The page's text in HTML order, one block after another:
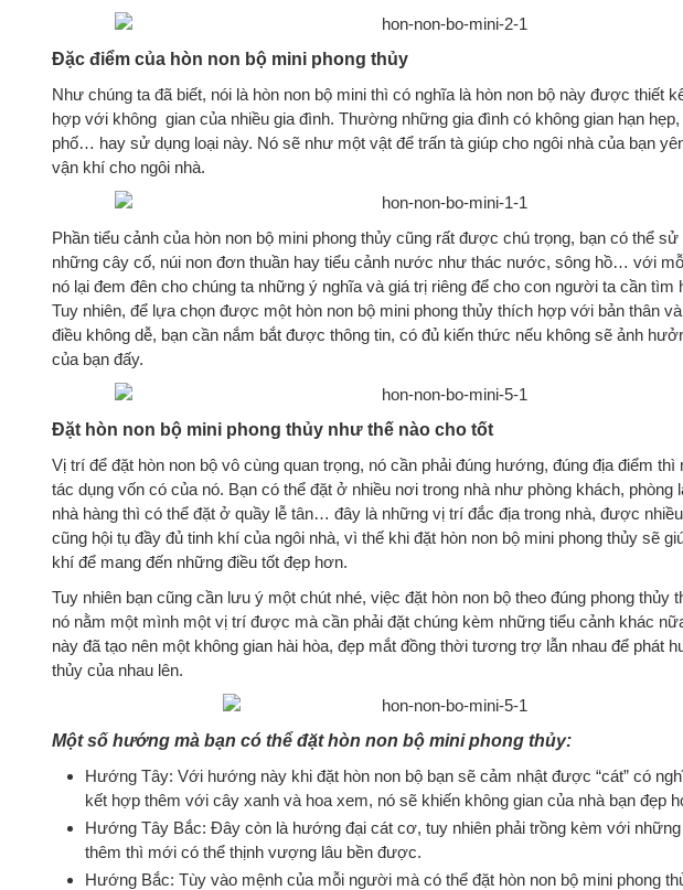
Đặc điểm của hòn non bộ mini phong thủy
Như chúng ta đã biết, nói là hòn non bộ mini thì có nghĩa là hòn non bộ này được thiết
hợp với không gian của nhiều gia đình. Thường những gia đình có không gian hạn
phố… hay sử dụng loại này. Nó sẽ như một vật để trấn tà giúp cho ngôi nhà của bạn
vận khí cho ngôi nhà.
Phần tiểu cảnh của hòn non bộ mini phong thủy cũng rất được chú trọng, bạn có thể
những cây cố, núi non đơn thuần hay tiểu cảnh nước như thác nước, sông hồ… với
nó lại đem đên cho chúng ta những ý nghĩa và giá trị riêng để cho con người ta cần tìm
Tuy nhiên, để lựa chọn được một hòn non bộ mini phong thủy thích hợp với bản thân
điều không dễ, bạn cần nắm bắt được thông tin, có đủ kiến thức nếu không sẽ ảnh
của bạn đấy.
Đặt hòn non bộ mini phong thủy như thế nào cho tốt
Vị trí để đặt hòn non bộ vô cùng quan trọng, nó cần phải đúng hướng, đúng địa điểm
tác dụng vốn có của nó. Bạn có thể đặt ở nhiều nơi trong nhà như phòng khách,
nhà hàng thì có thể đặt ở quầy lễ tân… đây là những vị trí đắc địa trong nhà, được
cũng hội tụ đầy đủ tinh khí của ngôi nhà, vì thế khi đặt hòn non bộ mini phong thủy sẽ
khí để mang đến những điều tốt đẹp hơn.
Tuy nhiên bạn cũng cần lưu ý một chút nhé, việc đặt hòn non bộ theo đúng phong thủy
nó nằm một mình một vị trí được mà cần phải đặt chúng kèm những tiểu cảnh khác
này đã tạo nên một không gian hài hòa, đẹp mắt đồng thời tương trợ lẫn nhau để phát
thủy của nhau lên.
Một số hướng mà bạn có thể đặt hòn non bộ mini phong thủy:
Hướng Tây: Với hướng này khi đặt hòn non bộ bạn sẽ cảm nhật được “cát” có
kết hợp thêm với cây xanh và hoa xem, nó sẽ khiến không gian của nhà bạn đẹp
Hướng Tây Bắc: Đây còn là hướng đại cát cơ, tuy nhiên phải trồng kèm với
thêm thì mới có thể thịnh vượng lâu bền được.
Hướng Bắc: Tùy vào mệnh của mỗi người mà có thể đặt hòn non bộ mini phong